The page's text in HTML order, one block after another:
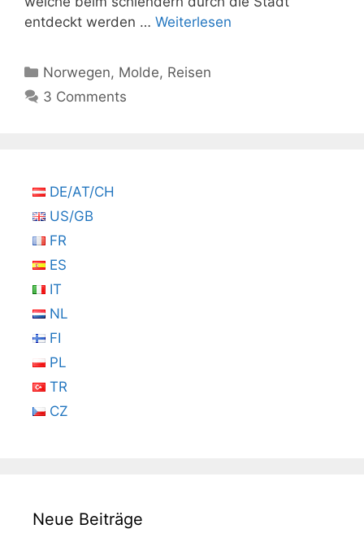
entdeckt werden … Weiterlesen
Kategorien
Norwegen, Molde, Reisen
3 Comments
DE/AT/CH
US/GB
FR
ES
IT
NL
FI
PL
TR
CZ
Neue Beiträge